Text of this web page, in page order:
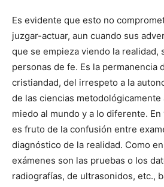
Es evidente que esto no
juzgar-actuar, aun cuando sus
que se empieza viendo la realidad,
personas de fe. Es la permanencia
cristiandad, del irrespeto a la
de las ciencias
miedo al mundo y a lo diferente.
es fruto de la confusión entre
diagnóstico de la realidad. Como
exámenes son las pruebas o los
radiografías, de ultrasonidos, etc.,